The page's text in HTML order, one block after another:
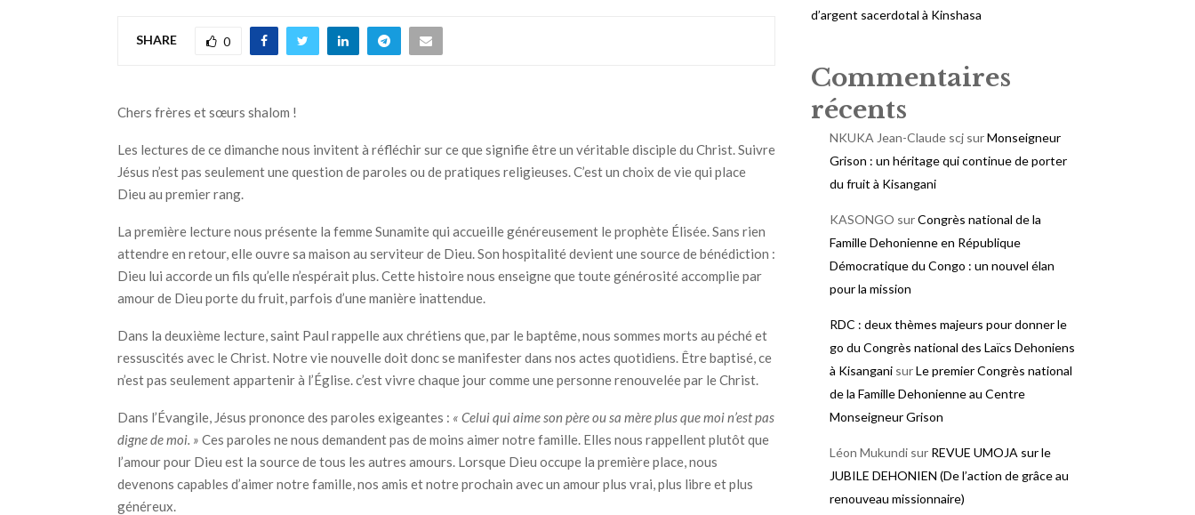
SHARE 0
Chers frères et sœurs shalom !
Les lectures de ce dimanche nous invitent à réfléchir sur ce que signifie être un véritable disciple du Christ. Suivre
Jésus n’est pas seulement une question de paroles ou de pratiques religieuses. C’est un choix de vie qui place
Dieu au premier rang.
La première lecture nous présente la femme Sunamite qui accueille généreusement le prophète Élisée. Sans rien
attendre en retour, elle ouvre sa maison au serviteur de Dieu. Son hospitalité devient une source de bénédiction :
Dieu lui accorde un fils qu’elle n’espérait plus. Cette histoire nous enseigne que toute générosité accomplie par
amour de Dieu porte du fruit, parfois d’une manière inattendue.
Dans la deuxième lecture, saint Paul rappelle aux chrétiens que, par le baptême, nous sommes morts au péché et
ressuscités avec le Christ. Notre vie nouvelle doit donc se manifester dans nos actes quotidiens. Être baptisé, ce
n’est pas seulement appartenir à l’Église. c’est vivre chaque jour comme une personne renouvelée par le Christ.
Dans l’Évangile, Jésus prononce des paroles exigeantes : « Celui qui aime son père ou sa mère plus que moi n’est pas
digne de moi. » Ces paroles ne nous demandent pas de moins aimer notre famille. Elles nous rappellent plutôt que
l’amour pour Dieu est la source de tous les autres amours. Lorsque Dieu occupe la première place, nous
devenons capables d’aimer notre famille, nos amis et notre prochain avec un amour plus vrai, plus libre et plus
généreux.
d’argent sacerdotal à Kinshasa
Commentaires
récents
NKUKA Jean-Claude scj surMonseigneur
Grison : un héritage qui continue de porter
du fruit à Kisangani
KASONGO surCongrès national de la
Famille Dehonienne en République
Démocratique du Congo : un nouvel élan
pour la mission
RDC : deux thèmes majeurs pour donner le
go du Congrès national des Laïcs Dehoniens
à Kisangani surLe premier Congrès national
de la Famille Dehonienne au Centre
Monseigneur Grison
Léon Mukundi sur REVUE UMOJA sur le
JUBILE DEHONIEN (De l’action de grâce au
renouveau missionnaire)